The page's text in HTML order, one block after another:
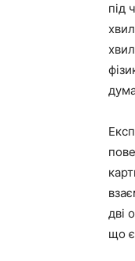
під
дві
що